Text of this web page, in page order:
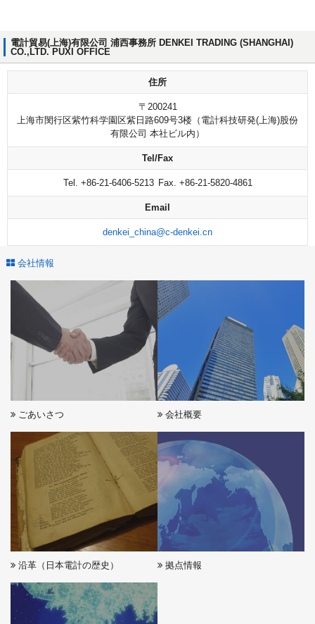
電計貿易(上海)有限公司 浦西事務所 DENKEI TRADING (SHANGHAI)
CO.,LTD. PUXI OFFICE
住所
〒200241
上海市閔行区紫竹科学園区紫日路609号3楼（電計科技研発(上海)股份
有限公司 本社ビル内）
Tel/Fax
Tel. +86-21-6406-5213 Fax. +86-21-5820-4861
Email
denkei_china@c-denkei.cn
会社情報
ごあいさつ 会社概要
沿革（日本電計の歴史） 拠点情報